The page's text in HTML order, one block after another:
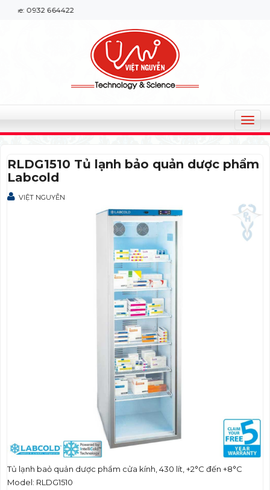
0932 664422
T
o
g
a
v
i
RLDG1510 Tủ lạnh bảo quản dược phẩm
Labcold
VIỆT NGUYỄN
Tủ lạnh baỏ quản dược phẩm cửa kính, 430 lít, +2°C đến +8°C
Model: RLDG1510